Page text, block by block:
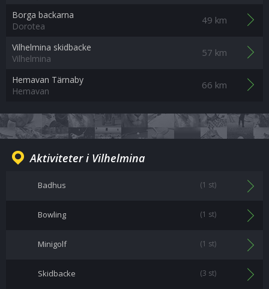
Borga backarna
Dorotea
49 km
Vilhelmina skidbacke
Vilhelmina
57 km
Hemavan Tärnaby
Hemavan
66 km
Aktiviteter i Vilhelmina
Badhus (1 st)
Bowling (1 st)
Minigolf (1 st)
Skidbacke (3 st)